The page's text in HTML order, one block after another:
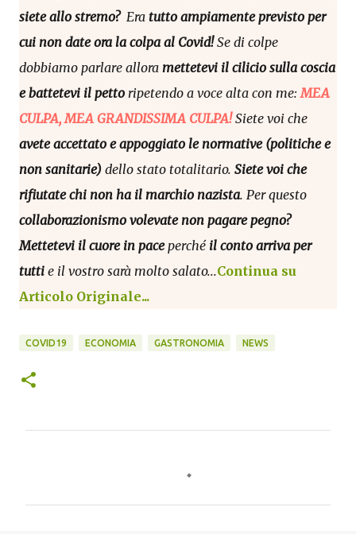
siete allo stremo?Era tutto ampiamente previsto per
cui non date ora la colpa al Covid!Se di colpe
dobbiamo parlare allora mettetevi il cilicio sulla coscia
e battetevi il petto ripetendo a voce alta con me: MEA
CULPA, MEA GRANDISSIMA CULPA! Siete voi che
avete accettato e appoggiato le normative (politiche e
non sanitarie) dello stato totalitario. Siete voi che
rifiutate chi non ha il marchio nazista. Per questo
collaborazionismo volevate non pagare pegno?
Mettetevi il cuore in paceperché il conto arriva per
tutti e il vostro sarà molto salato...Continua su
Articolo Originale...
COVID19 ECONOMIA GASTRONOMIA NEWS